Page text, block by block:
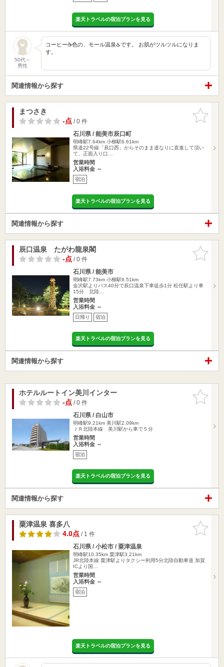
楽天トラベルの宿泊プランを見る
50代～
男性
コーヒー☕️色の、モール温泉♨️です。 お肌がツルツルになりま
す。
関連情報から探す
お気に入
りに追加
まつさき
-点/ 0 件
石川県 / 能美市辰口町
明峰駅7.64km 小柳駅6.61km
県道22号線「辰口西」からそのまま道なりに直進して頂い
て、正面入り口…
営業時間
入浴料金 ～
宿泊
楽天トラベルの宿泊プランを見る
関連情報から探す
お気に入
りに追加
辰口温泉 たがわ龍泉閣
-点/ 0 件
石川県 / 能美市
明峰駅7.73km 小柳駅6.51km
金沢駅よりバス40分で辰口温泉下車徒歩1分 松任駅より車
15分 北陸…
営業時間
入浴料金 ～
日帰り 宿泊
楽天トラベルの宿泊プランを見る
関連情報から探す
お気に入
りに追加
ホテルルートイン美川インター
-点/ 0 件
石川県 / 白山市
明峰駅9.21km 美川駅2.09km
ＪＲ北陸本線 美川駅から車で５分
営業時間
入浴料金 ～
宿泊
楽天トラベルの宿泊プランを見る
関連情報から探す
お気に入
りに追加
粟津温泉 喜多八
4.0点/ 1 件
石川県 / 小松市 / 粟津温泉
明峰駅10.35km 粟津駅3.21km
JR北陸本線 粟津駅よりタクシー利用5分北陸自動車道 加賀
ICより国…
営業時間
入浴料金 ～
宿泊
楽天トラベルの宿泊プランを見る